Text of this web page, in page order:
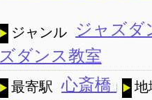
ジャンル
ジャズ
ズダンス教室
最寄駅 心斎橋 地